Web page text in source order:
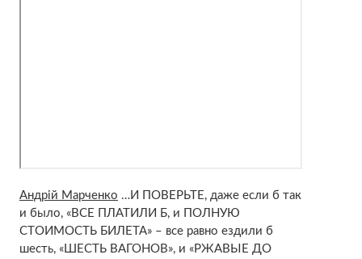
Андрій Марченко …И ПОВЕРЬТЕ, даже если б так
и было, «ВСЕ ПЛАТИЛИ Б, и ПОЛНУЮ
СТОИМОСТЬ БИЛЕТА» – все равно ездили б
шесть, «ШЕСТЬ ВАГОНОВ», и «РЖАВЫЕ ДО